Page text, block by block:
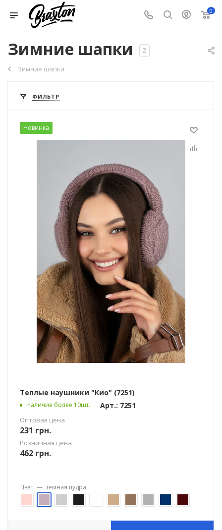
0
Зимние шапки 2
Зимние шапки
ФИЛЬТР
Новинка
Теплые наушники "Кио" (7251)
Наличие более 10шт. Арт.: 7251
Оптовая цена
231 грн.
Розничная цена
462 грн.
Цвет — темная пудра